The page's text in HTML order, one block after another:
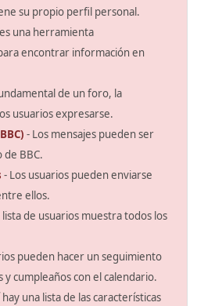
su propio perfil personal.
una herramienta
encontrar información en
de un foro, la
usuarios expresarse.
- Los mensajes pueden ser
de BBC.
- Los usuarios pueden enviarse
ellos.
lista de usuarios muestra todos los
pueden hacer un seguimiento
y cumpleaños con el calendario.
una lista de las características